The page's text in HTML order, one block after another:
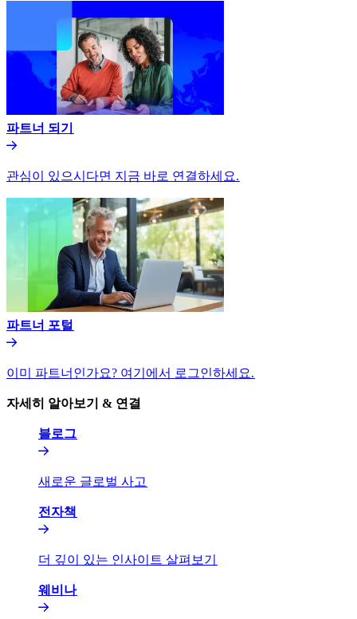
파트너 되기​​
관심이 있으시다면 지금 바로 연결하세요.​​
파트너 포털​​
이미 파트너인가요? 여기에서 로그인하세요.​​
자세히 알아보기 & 연결​​
블로그​​
새로운 글로벌 사고​​
전자책​​
더 깊이 있는 인사이트 살펴보기​​
웨비나​​